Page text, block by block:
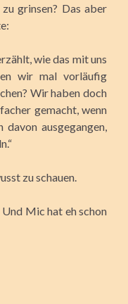
grinsen? Das aber
wie das mit uns
wir mal vorläufig
Wir haben doch
gemacht, wenn
ausgegangen,
zu schauen.
Mic hat eh schon